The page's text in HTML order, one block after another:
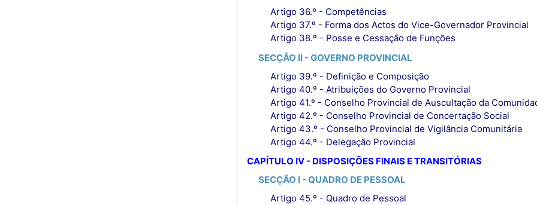
Artigo 36.º - Competências
Artigo 37.º - Forma dos Actos do Vice-Governador Provincial
Artigo 38.º - Posse e Cessação de Funções
SECÇÃO II - GOVERNO PROVINCIAL
Artigo 39.º - Definição e Composição
Artigo 40.º - Atribuições do Governo Provincial
Artigo 41.º - Conselho Provincial de Auscultação da
Artigo 42.º - Conselho Provincial de Concertação Social
Artigo 43.º - Conselho Provincial de Vigilância Comunitária
Artigo 44.º - Delegação Provincial
CAPÍTULO IV - DISPOSIÇÕES FINAIS E TRANSITÓRIAS
SECÇÃO I - QUADRO DE PESSOAL
Artigo 45.º - Quadro de Pessoal